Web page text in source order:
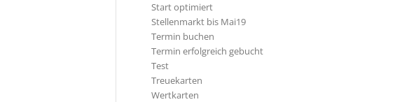
Start optimiert
Stellenmarkt bis Mai19
Termin buchen
Termin erfolgreich gebucht
Test
Treuekarten
Wertkarten